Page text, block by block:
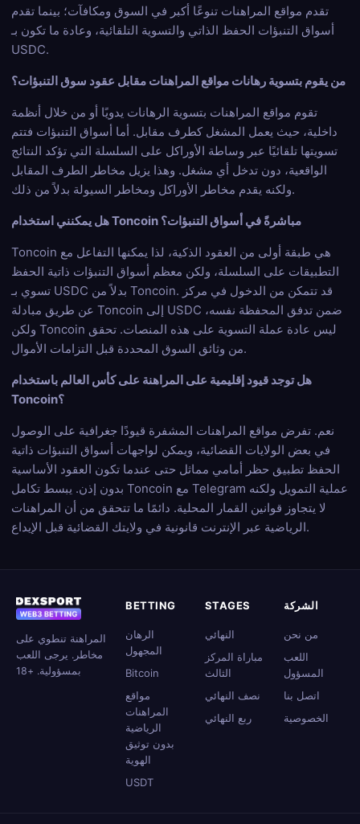
تقدم مواقع المراهنات تنوعًا أكبر في السوق ومكافآت؛ بينما تقدم
أسواق التنبؤات الحفظ الذاتي والتسوية التلقائية، وعادة ما تكون بـ
USDC.
من يقوم بتسوية رهانات مواقع المراهنات مقابل عقود سوق التنبؤات؟
تقوم مواقع المراهنات بتسوية الرهانات يدويًا أو من خلال أنظمة
داخلية، حيث يعمل المشغل كطرف مقابل. أما أسواق التنبؤات فتتم
تسويتها تلقائيًا عبر وساطة الأوراكل على السلسلة التي تؤكد النتائج
الواقعية، دون تدخل أي مشغل. وهذا يزيل مخاطر الطرف المقابل
ولكنه يقدم مخاطر الأوراكل ومخاطر السيولة بدلاً من ذلك.
هل يمكنني استخدام Toncoin مباشرةً في أسواق التنبؤات؟
Toncoin هي طبقة أولى من العقود الذكية، لذا يمكنها التفاعل مع
التطبيقات على السلسلة، ولكن معظم أسواق التنبؤات ذاتية الحفظ
تسوي بـ USDC بدلاً من Toncoin. قد تتمكن من الدخول في مركز
عن طريق مبادلة Toncoin إلى USDC ضمن تدفق المحفظة نفسه،
ولكن Toncoin ليس عادة عملة التسوية على هذه المنصات. تحقق
من وثائق السوق المحددة قبل التزامات الأموال.
هل توجد قيود إقليمية على المراهنة على كأس العالم باستخدام
Toncoin؟
نعم. تفرض مواقع المراهنات المشفرة قيودًا جغرافية على الوصول
في بعض الولايات القضائية، ويمكن لواجهات أسواق التنبؤات ذاتية
الحفظ تطبيق حظر أمامي مماثل حتى عندما تكون العقود الأساسية
بدون إذن. يبسط تكامل Toncoin مع Telegram عملية التمويل ولكنه
لا يتجاوز قوانين القمار المحلية. دائمًا ما تتحقق من أن المراهنات
الرياضية عبر الإنترنت قانونية في ولايتك القضائية قبل الإيداع.
المراهنة تنطوي على
مخاطر. يرجى اللعب
بمسؤولية. +18
BETTING
الرهان
المجهول
Bitcoin
مواقع
المراهنات
الرياضية
بدون توثيق
الهوية
USDT
STAGES
النهائي
مباراة المركز
الثالث
نصف النهائي
ربع النهائي
الشركة
من نحن
اللعب
المسؤول
اتصل بنا
الخصوصية